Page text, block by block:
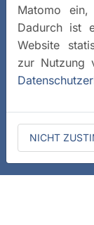
Matomo ein,
Dadurch ist
Website
zur Nutzung
NICHT